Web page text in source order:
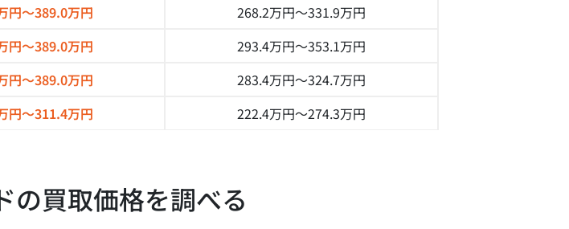
円～389.0万円 268.2万円～331.9万円
円～389.0万円 293.4万円～353.1万円
円～389.0万円 283.4万円～324.7万円
円～311.4万円 222.4万円～274.3万円
の買取価格を調べる